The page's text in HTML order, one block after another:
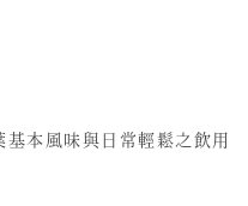
本風味與日常輕鬆之飲用